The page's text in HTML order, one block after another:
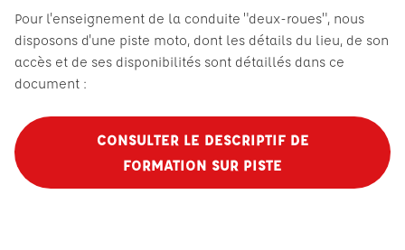
Pour l'enseignement de la conduite "deux-roues", nous
disposons d'une piste moto, dont les détails du lieu, de son
accès et de ses disponibilités sont détaillés dans ce
document :
CONSULTER LE DESCRIPTIF DE
FORMATION SUR PISTE